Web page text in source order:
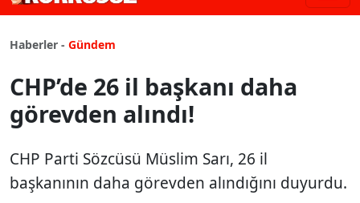
Haberler - Gündem
CHP’de 26 il başkanı daha
görevden alındı!
CHP Parti Sözcüsü Müslim Sarı, 26 il
başkanının daha görevden alındığını duyurdu.